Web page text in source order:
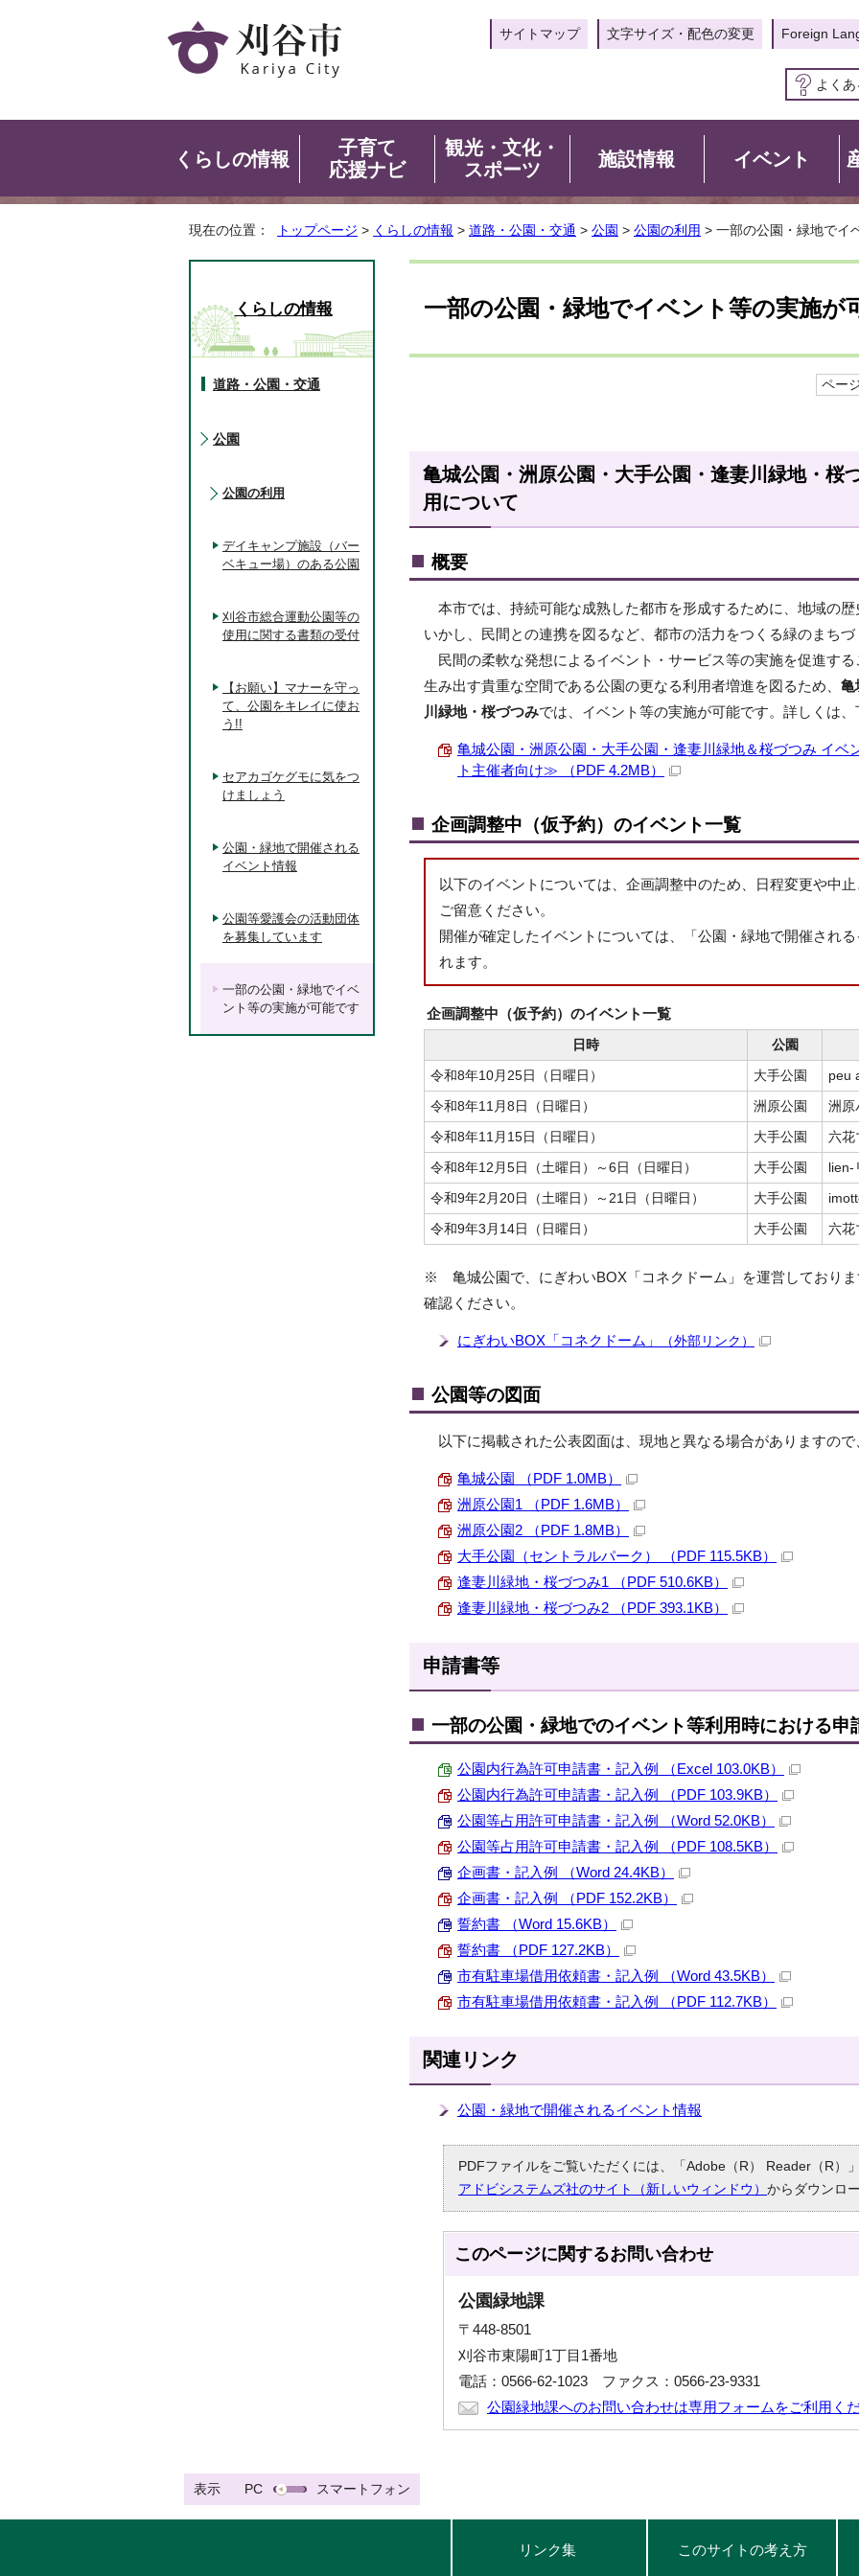
サイトマップ 文字サイズ・配色の変更 Foreign
よく
くらしの情報
子育て
応援ナビ
観光・文化・
スポーツ
施設情報 イベント
現在の位置： トップページ > くらしの情報 > 道路・公園・交通 > 公園 > 公園の利用 > 一部の公園・緑地でイ
一部の公園・緑地でイベント等の実施が
ペー
亀城公園・洲原公園・大手公園・逢妻川緑地・桜
用について
概要
本市では、持続可能な成熟した都市を形成するために、地域の
いかし、民間との連携を図るなど、都市の活力をつくる緑のまちづ
民間の柔軟な発想によるイベント・サービス等の実施を促進す
生み出す貴重な空間である公園の更なる利用者増進を図るため、 亀
川緑地・桜づつみでは、イベント等の実施が可能です。詳しくは、
亀城公園・洲原公園・大手公園・逢妻川緑地＆桜づつみ イ
ト主催者向け≫ （PDF 4.2MB）
企画調整中（仮予約）のイベント一覧
以下のイベントについては、企画調整中のため、日程変更や中止
ご留意ください。
開催が確定したイベントについては、「公園・緑地で開催され
れます。
企画調整中（仮予約）のイベント一覧
日時 公園
令和8年10月25日（日曜日）
大手公園
peu
令和8年11月8日（日曜日）
洲原公園
洲原
令和8年11月15日（日曜日）
大手公園
六花
令和8年12月5日（土曜日）～6日（日曜日）
大手公園
lien-
令和9年2月20日（土曜日）～21日（日曜日）
大手公園
令和9年3月14日（日曜日）
大手公園 六花
※ 亀城公園で、にぎわいBOX「コネクドーム」を運営しており
確認ください。
にぎわいBOX「コネクドーム」 （外部リンク）
公園等の図面
以下に掲載された公表図面は、現地と異なる場合がありますので
亀城公園 （PDF 1.0MB）
洲原公園1 （PDF 1.6MB）
洲原公園2 （PDF 1.8MB）
大手公園（セントラルパーク） （PDF 115.5KB）
逢妻川緑地・桜づつみ1 （PDF 510.6KB）
逢妻川緑地・桜づつみ2 （PDF 393.1KB）
申請書等
一部の公園・緑地でのイベント等利用時における申
公園内行為許可申請書・記入例 （Excel 103.0KB）
公園内行為許可申請書・記入例 （PDF 103.9KB）
公園等占用許可申請書・記入例 （Word 52.0KB）
公園等占用許可申請書・記入例 （PDF 108.5KB）
企画書・記入例 （Word 24.4KB）
企画書・記入例 （PDF 152.2KB）
誓約書 （Word 15.6KB）
誓約書 （PDF 127.2KB）
市有駐車場借用依頼書・記入例 （Word 43.5KB）
市有駐車場借用依頼書・記入例 （PDF 112.7KB）
関連リンク
公園・緑地で開催されるイベント情報
PDFファイルをご覧いただくには、「Adobe（R） Reader（R）
アドビシステムズ社のサイト（新しいウィンドウ） からダウンロ
このページに関するお問い合わせ
公園緑地課
〒448-8501
刈谷市東陽町1丁目1番地
電話：0566-62-1023 ファクス：0566-23-9331
公園緑地課へのお問い合わせは専用フォームをご利用くだ
くらしの情報
道路・公園・交通
公園
公園の利用
デイキャンプ施設（バー
ベキュー場）のある公園
刈谷市総合運動公園等の
使用に関する書類の受付
【お願い】マナーを守っ
て、公園をキレイに使お
う!!
セアカゴケグモに気をつ
けましょう
公園・緑地で開催される
イベント情報
公園等愛護会の活動団体
を募集しています
一部の公園・緑地でイベ
ント等の実施が可能です
表示 PC スマートフォン
リンク集 このサイトの考え方